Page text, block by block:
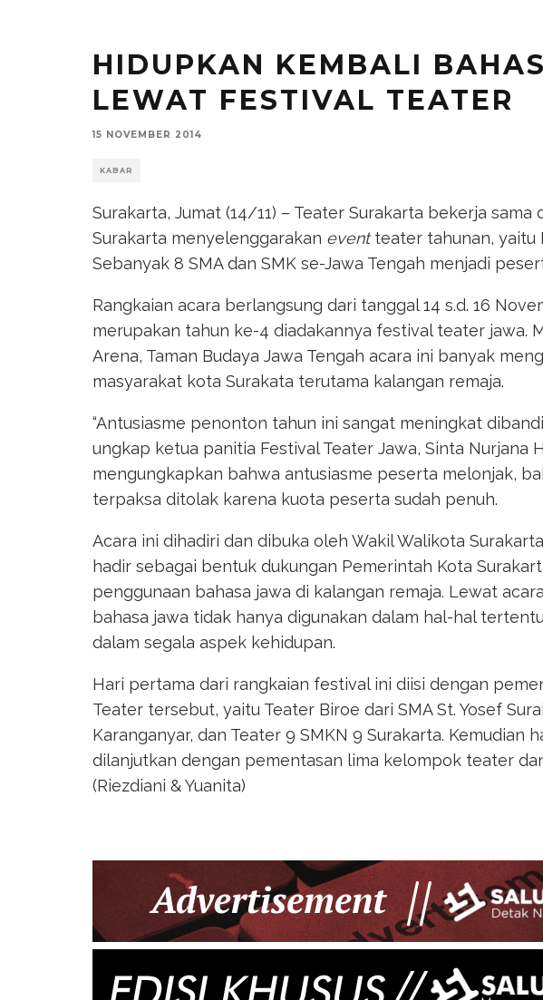
HIDUPKAN KEMBALI
LEWAT FESTIVAL TEATER
15 NOVEMBER 2014
KABAR
Surakarta, Jumat (14/11) – Teater Surakarta bekerja
Surakarta menyelenggarakan eventteater tahunan, yaitu
Sebanyak 8 SMA dan SMK se-Jawa Tengah menjadi
Rangkaian acara berlangsung dari tanggal 14 s.d. 16
merupakan tahun ke-4 diadakannya festival teater jawa.
Arena, Taman Budaya Jawa Tengah acara ini banyak
masyarakat kota Surakata terutama kalangan remaja.
“Antusiasme penonton tahun ini sangat meningkat
ungkap ketua panitia Festival Teater Jawa, Sinta Nurjana
mengungkapkan bahwa antusiasme peserta melonjak,
terpaksa ditolak karena kuota peserta sudah penuh.
Acara ini dihadiri dan dibuka oleh Wakil Walikota
hadir sebagai bentuk dukungan Pemerintah Kota
penggunaan bahasa jawa di kalangan remaja. Lewat
bahasa jawa tidak hanya digunakan dalam hal-hal
dalam segala aspek kehidupan.
Hari pertama dari rangkaian festival ini diisi dengan
Teater tersebut, yaitu Teater Biroe dari SMA St. Yosef
Karanganyar, dan Teater 9 SMKN 9 Surakarta. Kemudian
dilanjutkan dengan pementasan lima kelompok teater
(Riezdiani & Yuanita)